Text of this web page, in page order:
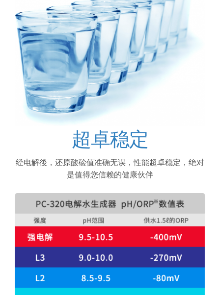
超卓稳定
经电解後，还原酸硷值准确无误，性能超卓稳定，绝对
是值得您信赖的健康伙伴